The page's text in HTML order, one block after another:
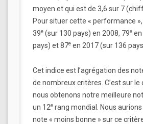
moyen et qui est de 3,6 sur 7
Pour situer cette « performance
39e (sur 130 pays) en 2008, 79e en
pays) et 87e en 2017 (sur 136
Cet indice est l’agrégation des
de nombreux critères. C’est sur le
nous obtenons notre meilleure
un 12e rang mondial. Nous
note « moins bonne » sur ce